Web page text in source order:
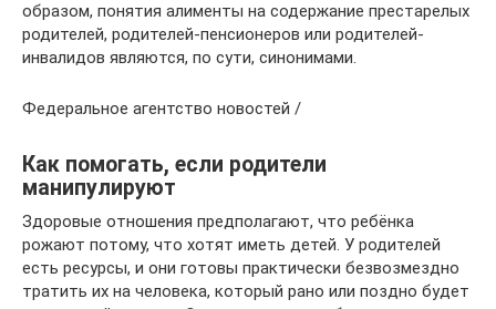
образом, понятия алименты на содержание престарелых
родителей, родителей-пенсионеров или родителей-
инвалидов являются, по сути, синонимами.
Федеральное агентство новостей /
Как помогать, если родители
манипулируют
Здоровые отношения предполагают, что ребёнка
рожают потому, что хотят иметь детей. У родителей
есть ресурсы, и они готовы практически безвозмездно
тратить их на человека, который рано или поздно будет